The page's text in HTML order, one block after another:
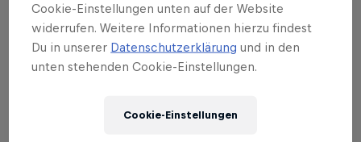
Geschichten und Schicksale, die bewegen.
Zahlreiche nationale wie internationale Sportstars
und prominente Gesichter engagieren sich auch
dieses Jahr wieder für die Rückenmarksforschung
inspirierenden Begegnungen mit Betroffenen. Die
Cookie-Einstellungen unten auf der Website
widerrufen. Weitere Informationen hierzu findest
Du in unserer Datenschutzerklärung und in den
unten stehenden Cookie-Einstellungen.
Cookie-Einstellungen